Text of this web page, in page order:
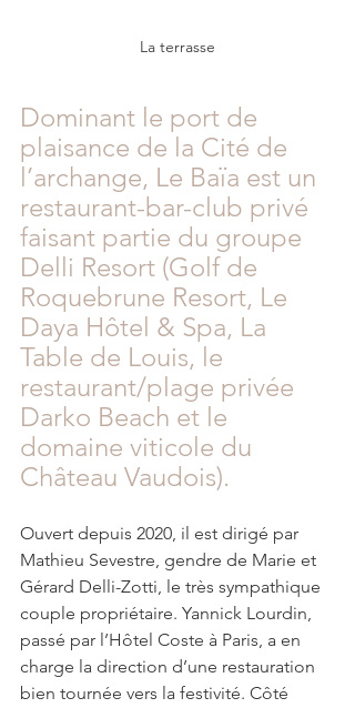
La terrasse
Dominant le port de
plaisance de la Cité de
l’archange, Le Baïa est un
restaurant-bar-club privé
faisant partie du groupe
Delli Resort (Golf de
Roquebrune Resort, Le
Daya Hôtel & Spa, La
Table de Louis, le
restaurant/plage privée
Darko Beach et le
domaine viticole du
Château Vaudois).
Ouvert depuis 2020, il est dirigé par
Mathieu Sevestre, gendre de Marie et
Gérard Delli-Zotti, le très sympathique
couple propriétaire. Yannick Lourdin,
passé par l’Hôtel Coste à Paris, a en
charge la direction d’une restauration
bien tournée vers la festivité. Côté